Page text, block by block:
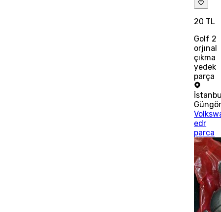
20 TL
Golf 2
orjınal
çıkma
yedek
parça
edr
parca